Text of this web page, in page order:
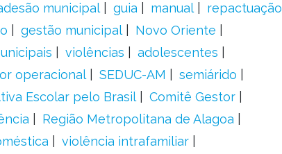
municipal guia manual
repactuação
gestão municipal
Novo Oriente
violências
adolescentes
operacional SEDUC-AM
semiárido
Escolar pelo Brasil
Comitê Gestor
Região Metropolitana de Alagoa
violência intrafamiliar